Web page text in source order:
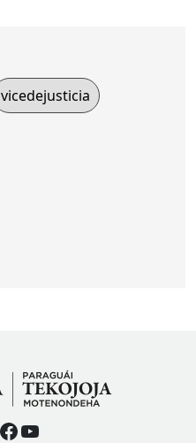
vicedejusticia
Facebook
YouTube